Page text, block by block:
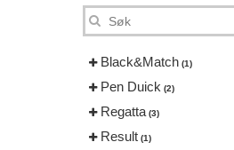
Black&Match (1)
Pen Duick (2)
Regatta (3)
Result (1)